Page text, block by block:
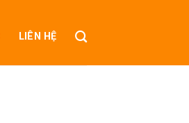
LIÊN HỆ